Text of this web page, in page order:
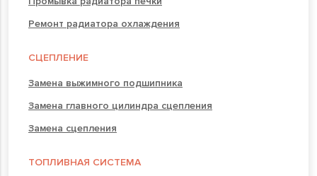
Ремонт радиатора охлаждения
СЦЕПЛЕНИЕ
Замена выжимного подшипника
Замена главного цилиндра сцепления
Замена сцепления
ТОПЛИВНАЯ СИСТЕМА